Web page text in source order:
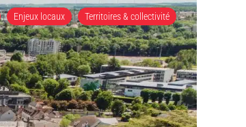
| Enjeux locaux | Territoires & collectivité